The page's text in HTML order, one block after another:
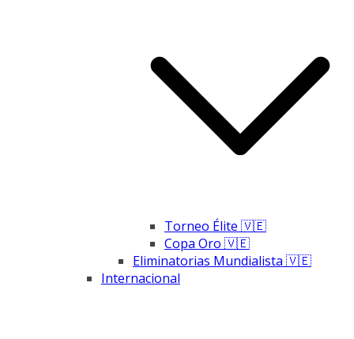
Torneo Élite 🇻🇪
Copa Oro 🇻🇪
Eliminatorias Mundialista 🇻🇪
Internacional